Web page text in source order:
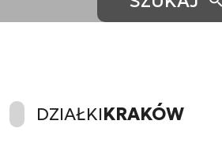
DZIAŁKIKRAKÓW